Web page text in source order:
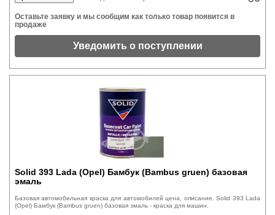
Оставьте заявку и мы сообщим как только товар появится в
продаже
Уведомить о поступлении
Solid 393 Lada (Opel) Бамбук (Bambus gruen) базовая
эмаль
Базовая автомобильная краска для автомобилей цена, описание. Solid 393 Lada
(Opel) Бамбук (Bambus gruen) базовая эмаль - краска для машин.